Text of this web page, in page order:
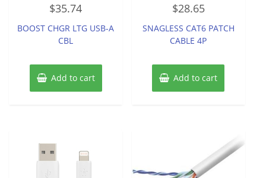
0
out
5
$35.74
BOOST CHGR LTG USB-A
CBL
Add to cart
0
out
5
$28.65
SNAGLESS CAT6 PATCH
CABLE 4P
Add to cart